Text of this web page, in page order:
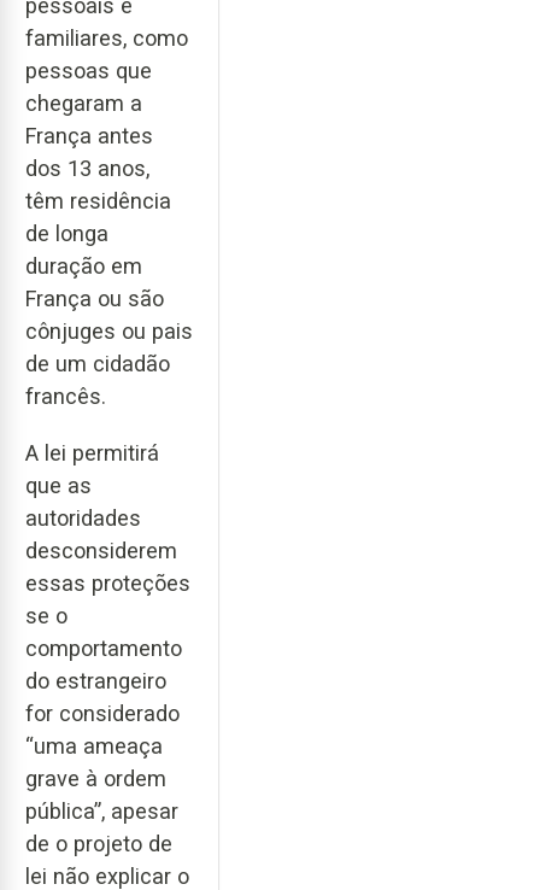
pessoais e
familiares, como
pessoas que
chegaram a
França antes
dos 13 anos,
têm residência
de longa
duração em
França ou são
cônjuges ou pais
de um cidadão
francês.
A lei permitirá
que as
autoridades
desconsiderem
essas proteções
se o
comportamento
do estrangeiro
for considerado
“uma ameaça
grave à ordem
pública”, apesar
de o projeto de
lei não explicar o